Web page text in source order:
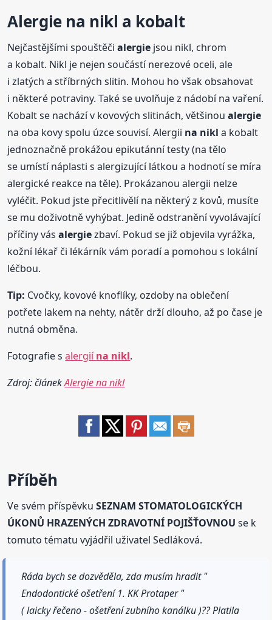
Alergie na nikl a kobalt
Nejčastějšími spouštěčialergie jsou nikl, chrom
a kobalt. Nikl je nejen součástí nerezové oceli, ale
i zlatých a stříbrných slitin. Mohou ho však obsahovat
i některé potraviny. Také se uvolňuje z nádobí na vaření.
Kobalt se nachází v kovových slitinách, většinoualergie
na oba kovy spolu úzce souvisí. Alergii na nikl a kobalt
jednoznačně prokážou epikutánní testy (na tělo
se umístí náplasti s alergizující látkou a hodnotí se míra
alergické reakce na těle). Prokázanou alergii nelze
vyléčit. Pokud jste přecitlivělí na některý z kovů, musíte
se mu doživotně vyhýbat. Jedině odstranění vyvolávající
příčiny vásalergiezbaví. Pokud se již objevila vyrážka,
kožní lékař či lékárník vám poradí a pomohou s lokální
léčbou.
Tip: Cvočky, kovové knoflíky, ozdoby na oblečení
potřete lakem na nehty, nátěr drží dlouho, až po čase je
nutná obměna.
Fotografie salergiína nikl.
Zdroj: článekAlergie na nikl
Příběh
Ve svém příspěvkuSEZNAM STOMATOLOGICKÝCH
ÚKONŮ HRAZENÝCH ZDRAVOTNÍ POJIŠŤOVNOU se k
tomuto tématu vyjádřil uživatel Sedláková.
Ráda bych se dozvěděla, zda musím hradit "
Endodontické ošetření 1. KK Protaper "
( laicky řečeno - ošetření zubního kanálku )?? Platila